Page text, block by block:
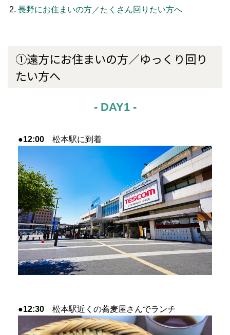
長野にお住まいの方／たくさん回りたい方へ
①遠方にお住まいの方／ゆっくり回り
たい方へ
- DAY1 -
●12:00 松本駅に到着
●12:30 松本駅近くの蕎麦屋さんでランチ